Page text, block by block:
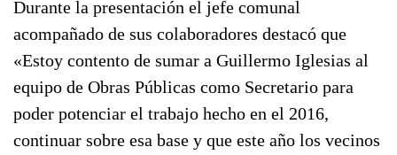
Durante la presentación el jefe comunal
acompañado de sus colaboradores destacó que
«Estoy contento de sumar a Guillermo Iglesias al
equipo de Obras Públicas como Secretario para
poder potenciar el trabajo hecho en el 2016,
continuar sobre esa base y que este año los vecinos